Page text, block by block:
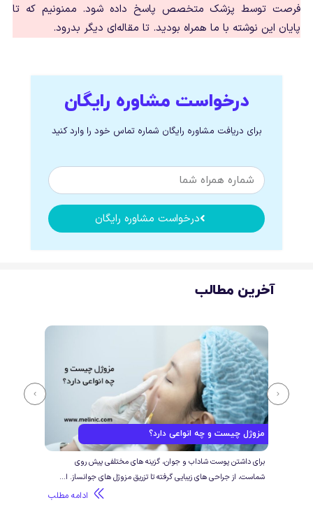
فرصت توسط پزشک متخصص پاسخ داده شود. ممنونیم که تا
پایان این نوشته با ما همراه بودید. تا مقاله‌ای دیگر بدرود.
درخواست مشاوره رایگان
برای دریافت مشاوره رایگان شماره تماس خود را وارد کنید
درخواست مشاوره رایگان
آخرین مطالب
تزریق ژل مسترتریت بهتره یا درموفیل؟
تزریق ژل و فیلر، یکی از پرطرفدارترین روش ها برای حجم دهی، فرم دهی و
جوانسازی صورت و بدن است. از این رو بسیاری از شرکت...
ادامه مطلب